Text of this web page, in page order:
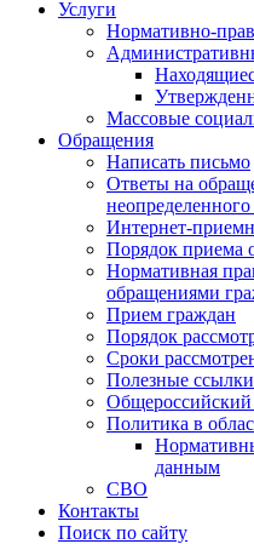
Услуги
Нормативно-
Массовые
Обращения
Написать письмо
Ответы на
Интернет-
Порядок приема
Нормативная
обращениями
Прием граждан
Порядок
Сроки
Полезные ссылки
Общероссийский
Политика в
данным
СВО
Контакты
Поиск по сайту